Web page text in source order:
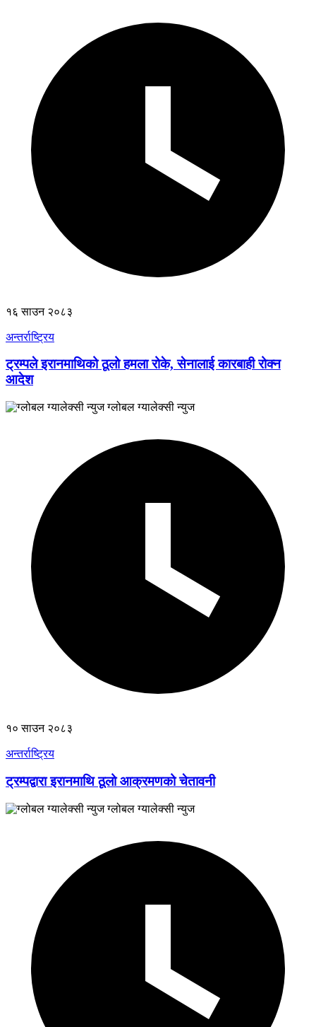
१६ साउन २०८३
अन्तर्राष्ट्रिय
ट्रम्पले इरानमाथिको ठूलो हमला रोके, सेनालाई कारबाही रोक्न
आदेश
ग्लोबल ग्यालेक्सी न्युज
१० साउन २०८३
अन्तर्राष्ट्रिय
ट्रम्पद्वारा इरानमाथि ठूलो आक्रमणको चेतावनी
ग्लोबल ग्यालेक्सी न्युज